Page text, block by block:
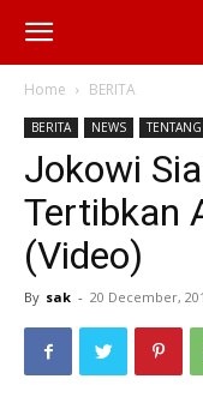
Home BERITA
BERITA NEWS TENTANG
Jokowi
Tertibkan
(Video)
By sak - 20 December,